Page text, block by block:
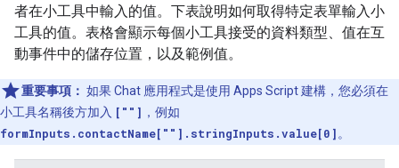
者在小工具中輸入的值。下表說明如何取得特定表單輸入小
工具的值。表格會顯示每個小工具接受的資料類型、值在互
動事件中的儲存位置，以及範例值。
重要事項： 如果 Chat 應用程式是使用 Apps Script 建構，您必須在
小工具名稱後方加入 [""] ，例如
formInputs.contactName[""].stringInputs.value[0] 。